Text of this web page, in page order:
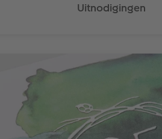
Uitnodigingen